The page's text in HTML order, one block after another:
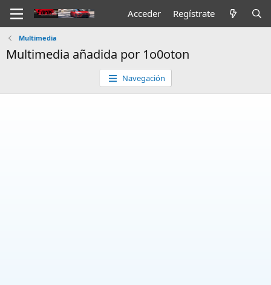
Acceder Regístrate
Multimedia
Multimedia añadida por 1o0oton
Navegación